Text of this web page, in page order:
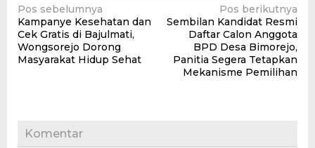
Navigasi
pos
Pos sebelumnya
Kampanye Kesehatan dan
Cek Gratis di Bajulmati,
Wongsorejo Dorong
Masyarakat Hidup Sehat
Pos berikutnya
Sembilan Kandidat Resmi
Daftar Calon Anggota
BPD Desa Bimorejo,
Panitia Segera Tetapkan
Mekanisme Pemilihan
Komentar